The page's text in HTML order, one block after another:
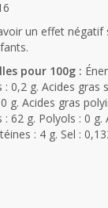
un effet négatif
pour 100g :
0,2 g. Acides gras
g. Acides gras
: 62 g. Polyols : 0
: 4 g. Sel :